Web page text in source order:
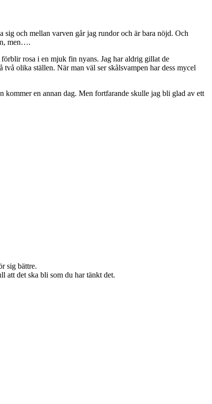
sig och mellan varven går jag rundor och är bara nöjd. Och
men….
rosa i en mjuk fin nyans. Jag har aldrig gillat de
olika ställen. När man väl ser skålsvampen har dess mycel
en annan dag. Men fortfarande skulle jag bli glad av ett
sig bättre.
att det ska bli som du har tänkt det.